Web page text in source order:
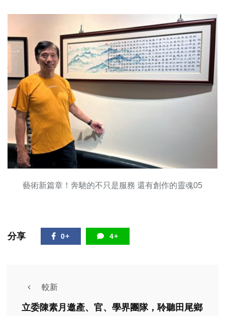
藝術新篇章！奔馳的不只是服務 還有創作的靈魂05
分享 0+ 4+
較新
立委陳素月邀產、官、學界團隊，聆聽田尾鄉